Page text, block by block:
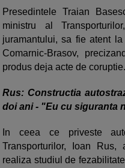
Presedintele Traian
ministru al
juramantului, sa fie atent
Comarnic-Brasov,
produs deja acte de coruptie.
Rus: Constructia
doi ani - "Eu cu siguranta
In ceea ce priveste
Transporturilor, Ioan
realiza studiul de